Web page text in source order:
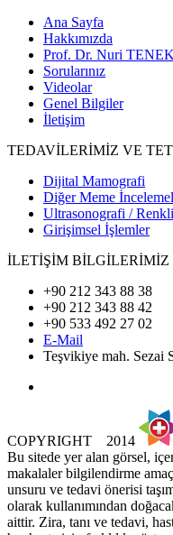
Ana Sayfa
Hakkımızda
Prof. Dr. Nuri
Sorularınız
Videolar
Genel Bilgiler
İletişim
TEDAVİLERİMİZ VE
Dijital Mamografi
Diğer Meme
Ultrasonografi /
Girişimsel İşlemler
İLETİŞİM BİLGİLERİMİZ
+90 212 343 88 38
+90 212 343 88 42
+90 533 492 27 02
E-Mail
Teşvikiye mah. Sezai
COPYRIGHT
2014
Bu sitede yer alan görsel,
makalaler bilgilendirme
unsuru ve tedavi önerisi
olarak kullanımından
aittir. Zira, tanı ve tedavi,